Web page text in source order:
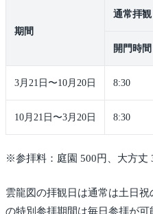
期間
通常拝観
開門時間
3月21日〜10月20日 8:30
10月21日〜3月20日 8:30
※参拝料：庭園 500円、大方丈
雲龍図の拝観日は通常は土日
の特別参拝期間は毎日参拝が